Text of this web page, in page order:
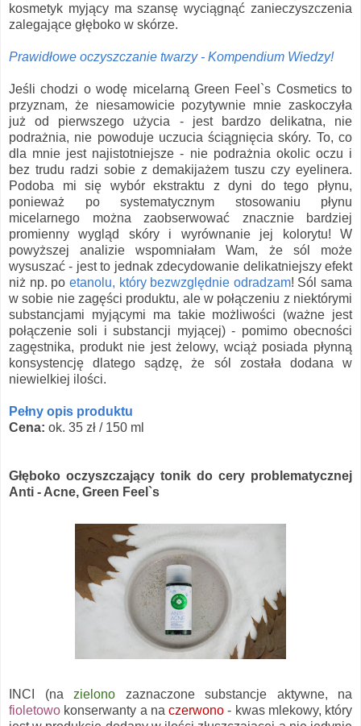
kosmetyk myjący ma szansę wyciągnąć zanieczyszczenia
zalegające głęboko w skórze.
Prawidłowe oczyszczanie twarzy - Kompendium Wiedzy!
Jeśli chodzi o wodę micelarną Green Feel`s Cosmetics to
przyznam, że niesamowicie pozytywnie mnie zaskoczyła
już od pierwszego użycia - jest bardzo delikatna, nie
podrażnia, nie powoduje uczucia ściągnięcia skóry. To, co
dla mnie jest najistotniejsze - nie podrażnia okolic oczu i
bez trudu radzi sobie z demakijażem tuszu czy eyelinera.
Podoba mi się wybór ekstraktu z dyni do tego płynu,
ponieważ po systematycznym stosowaniu płynu
micelarnego można zaobserwować znacznie bardziej
promienny wygląd skóry i wyrównanie jej kolorytu! W
powyższej analizie wspomniałam Wam, że sól może
wysuszać - jest to jednak zdecydowanie delikatniejszy efekt
niż np. po etanolu, który bezwzględnie odradzam! Sól sama
w sobie nie zagęści produktu, ale w połączeniu z niektórymi
substancjami myjącymi ma takie możliwości (ważne jest
połączenie soli i substancji myjącej) - pomimo obecności
zagęstnika, produkt nie jest żelowy, wciąż posiada płynną
konsystencję dlatego sądzę, że sól została dodana w
niewielkiej ilości.
Pełny opis produktu
Cena: ok. 35 zł / 150 ml
Głęboko oczyszczający tonik do cery problematycznej
Anti - Acne, Green Feel`s
INCI (na zielono zaznaczone substancje aktywne, na
fioletowo konserwanty a na czerwono- kwas mlekowy, który